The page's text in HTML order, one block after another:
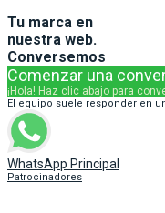
Tu marca en
nuestra web.
Conversemos
Comenzar una
¡Hola! Haz clic abajo para
El equipo suele responder en
WhatsApp Principal
Patrocinadores